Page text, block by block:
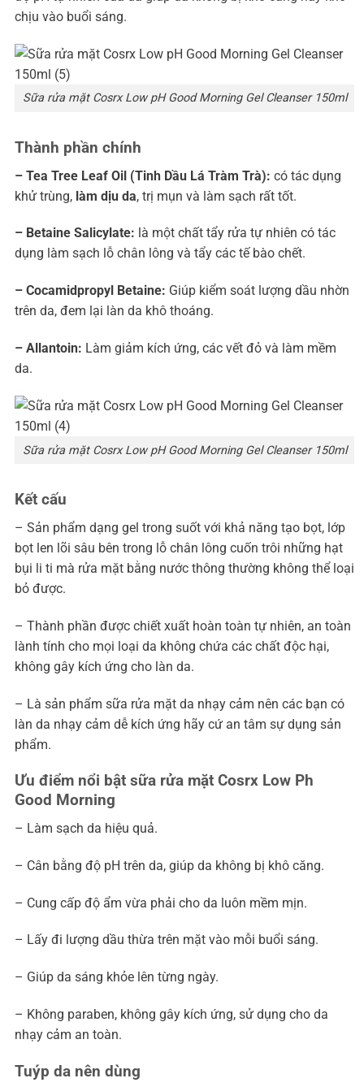
chịu vào buổi sáng.
Sữa rửa mặt Cosrx Low pH Good Morning Gel Cleanser 150ml
Thành phần chính
– Tea Tree Leaf Oil (Tinh Dầu Lá Tràm Trà): có tác dụng
khử trùng, làm dịu da, trị mụn và làm sạch rất tốt.
– Betaine Salicylate: là một chất tẩy rửa tự nhiên có tác
dụng làm sạch lỗ chân lông và tẩy các tế bào chết.
– Cocamidpropyl Betaine: Giúp kiểm soát lượng dầu nhờn
trên da, đem lại làn da khô thoáng.
– Allantoin: Làm giảm kích ứng, các vết đỏ và làm mềm
da.
Sữa rửa mặt Cosrx Low pH Good Morning Gel Cleanser 150ml
Kết cấu
– Sản phẩm dạng gel trong suốt với khả năng tạo bọt, lớp
bọt len lõi sâu bên trong lỗ chân lông cuốn trôi những hạt
bụi li ti mà rửa mặt bằng nước thông thường không thể loại
bỏ được.
– Thành phần được chiết xuất hoàn toàn tự nhiên, an toàn
lành tính cho mọi loại da không chứa các chất độc hại,
không gây kích ứng cho làn da.
– Là sản phẩm sữa rửa mặt da nhạy cảm nên các bạn có
làn da nhạy cảm dễ kích ứng hãy cứ an tâm sự dụng sản
phẩm.
Ưu điểm nổi bật sữa rửa mặt Cosrx Low Ph
Good Morning
– Làm sạch da hiệu quả.
– Cân bằng độ pH trên da, giúp da không bị khô căng.
– Cung cấp độ ẩm vừa phải cho da luôn mềm mịn.
– Lấy đi lượng dầu thừa trên mặt vào mỗi buổi sáng.
– Giúp da sáng khỏe lên từng ngày.
– Không paraben, không gây kích ứng, sử dụng cho da
nhạy cảm an toàn.
Tuýp da nên dùng